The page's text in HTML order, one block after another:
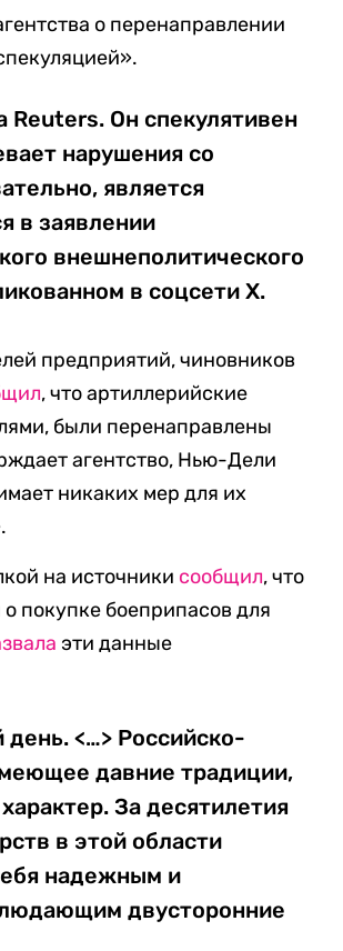
о перенаправлении
Reuters. Он спекулятивен
нарушения со
является
в заявлении
внешнеполитического
в соцсети X.
предприятий, чиновников
, что артиллерийские
были перенаправлены
агентство, Нью-Дели
никаких мер для их
на источники сообщил, что
покупке боеприпасов для
эти данные
<…> Российско-
давние традиции,
За десятилетия
в этой области
надежным и
двусторонние